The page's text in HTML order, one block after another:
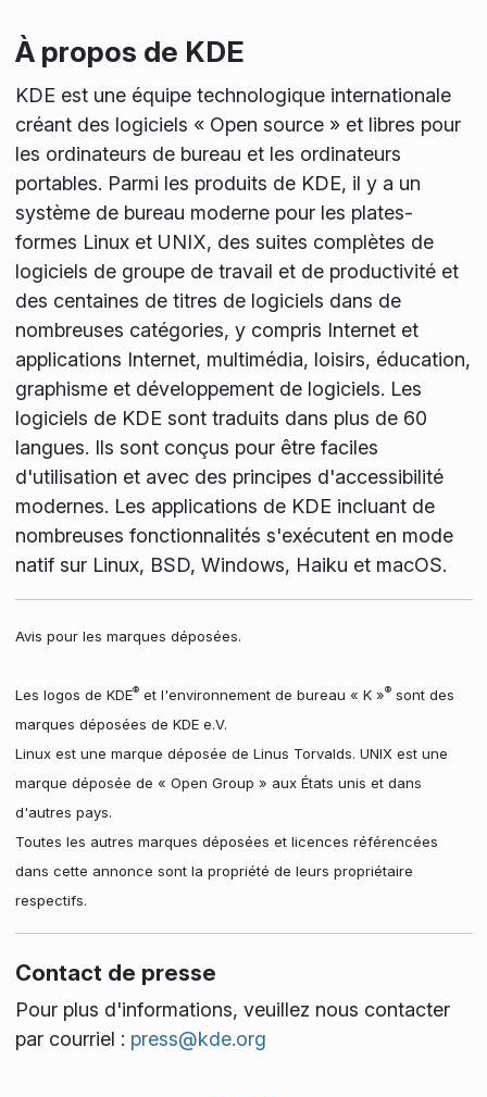
À propos de KDE
KDE est une équipe technologique internationale
créant des logiciels « Open source » et libres pour
les ordinateurs de bureau et les ordinateurs
portables. Parmi les produits de KDE, il y a un
système de bureau moderne pour les plates-
formes Linux et UNIX, des suites complètes de
logiciels de groupe de travail et de productivité et
des centaines de titres de logiciels dans de
nombreuses catégories, y compris Internet et
applications Internet, multimédia, loisirs, éducation,
graphisme et développement de logiciels. Les
logiciels de KDE sont traduits dans plus de 60
langues. Ils sont conçus pour être faciles
d'utilisation et avec des principes d'accessibilité
modernes. Les applications de KDE incluant de
nombreuses fonctionnalités s'exécutent en mode
natif sur Linux, BSD, Windows, Haiku et macOS.
Avis pour les marques déposées.
Les logos de KDE®et l'environnement de bureau « K »®sont des
marques déposées de KDE e.V.
Linux est une marque déposée de Linus Torvalds. UNIX est une
marque déposée de « Open Group » aux États unis et dans
d'autres pays.
Toutes les autres marques déposées et licences référencées
dans cette annonce sont la propriété de leurs propriétaire
respectifs.
Contact de presse
Pour plus d'informations, veuillez nous contacter
par courriel : press@kde.org